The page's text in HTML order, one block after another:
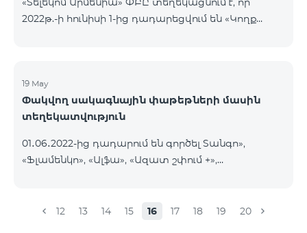
2022թ.-ի հունիսի 1-ից դադարեցվում են «Կողք
երկարացման հնարավորությունը: Ինչպես նաև
դադարեցվում է «Սիրելի համարներ»
ծառայության նոր միացումները և գործողությունը։
19 May
Փակվող սակագնային փաթեթների մասին
տեղեկատվություն
01․06․2022-ից դադարում են գործել Տանգո»,
«Ֆլամենկո», «Ալֆա», «Ազատ շփում +»,
Նշված փաթեթների գործող բաժանորդները
12 13 14 15 16 17 18 19 20